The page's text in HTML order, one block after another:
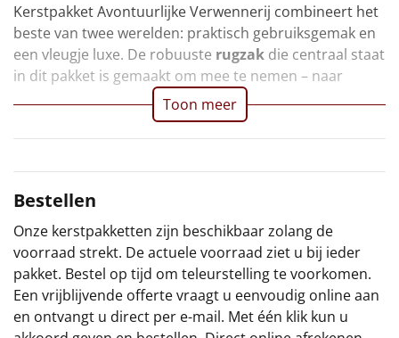
Ideeën
Personeel
Doe het zelf
Particulier
Kerstgeschenken 2026
Relatiegeschenken
Cadeaubon
Kerstpakket Avontuurlijke Verwennerij combineert het
beste van twee werelden: praktisch gebruiksgemak en
een vleugje luxe. De robuuste rugzak die centraal staat
in dit pakket is gemaakt om mee te nemen – naar
Toon meer
Bestellen
Onze kerstpakketten zijn beschikbaar zolang de
voorraad strekt. De actuele voorraad ziet u bij ieder
pakket. Bestel op tijd om teleurstelling te voorkomen.
Een vrijblijvende offerte vraagt u eenvoudig online aan
en ontvangt u direct per e-mail. Met één klik kun u